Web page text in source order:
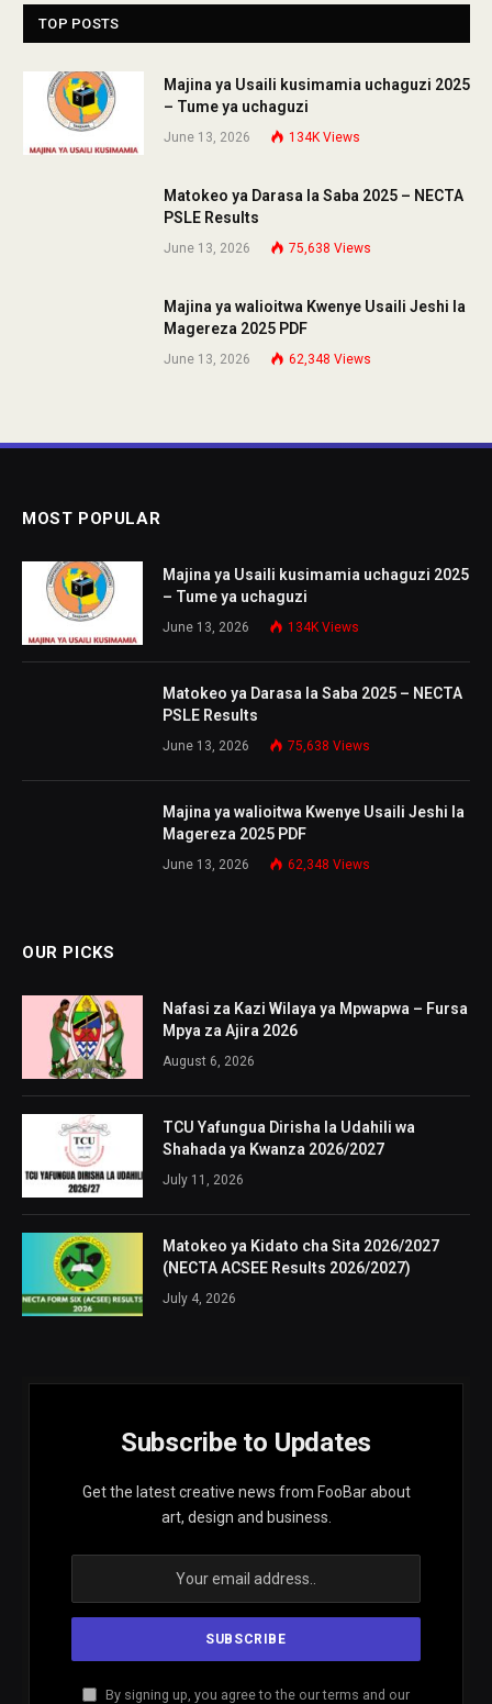
TOP POSTS
Majina ya Usaili kusimamia uchaguzi 2025
– Tume ya uchaguzi
June 13, 2026 134K Views
Matokeo ya Darasa la Saba 2025 – NECTA
PSLE Results
June 13, 2026 75,638 Views
Majina ya walioitwa Kwenye Usaili Jeshi la
Magereza 2025 PDF
June 13, 2026 62,348 Views
MOST POPULAR
Majina ya Usaili kusimamia uchaguzi 2025
– Tume ya uchaguzi
June 13, 2026 134K Views
Matokeo ya Darasa la Saba 2025 – NECTA
PSLE Results
June 13, 2026 75,638 Views
Majina ya walioitwa Kwenye Usaili Jeshi la
Magereza 2025 PDF
June 13, 2026 62,348 Views
OUR PICKS
Nafasi za Kazi Wilaya ya Mpwapwa – Fursa
Mpya za Ajira 2026
August 6, 2026
TCU Yafungua Dirisha la Udahili wa
Shahada ya Kwanza 2026/2027
July 11, 2026
Matokeo ya Kidato cha Sita 2026/2027
(NECTA ACSEE Results 2026/2027)
July 4, 2026
Subscribe to Updates
Get the latest creative news from FooBar about
art, design and business.
By signing up, you agree to the our terms and our